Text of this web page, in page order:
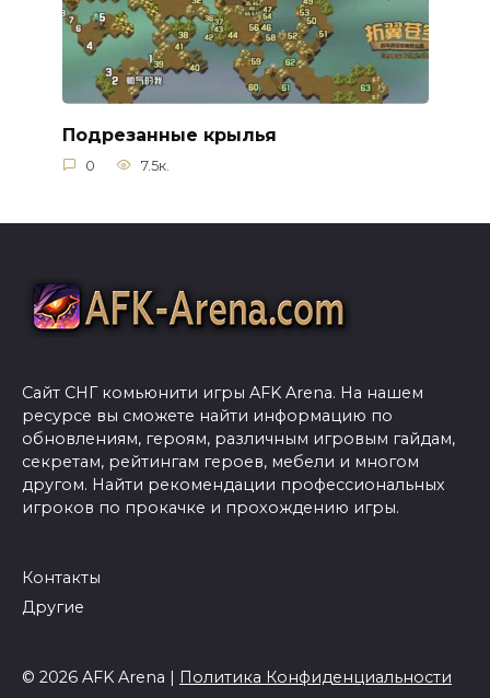
Подрезанные крылья
0 7.5к.
Сайт СНГ комьюнити игры AFK Arena. На нашем
ресурсе вы сможете найти информацию по
обновлениям, героям, различным игровым гайдам,
секретам, рейтингам героев, мебели и многом
другом. Найти рекомендации профессиональных
игроков по прокачке и прохождению игры.
Контакты
Другие
© 2026 AFK Arena | Политика Конфиденциальности